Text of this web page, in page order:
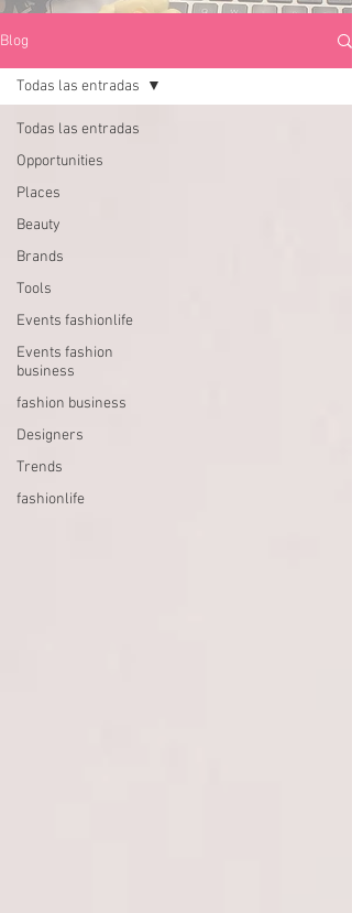
Blog
Todas las entradas
Opportunities
Places
Beauty
Brands
Tools
Events fashionlife
Events fashion
business
fashion business
Designers
Trends
fashionlife
Todas las entradas